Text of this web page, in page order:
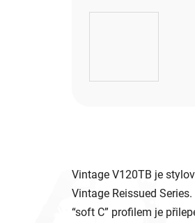
Vintage V120TB je
Vintage Reissued
“soft C” profilem je